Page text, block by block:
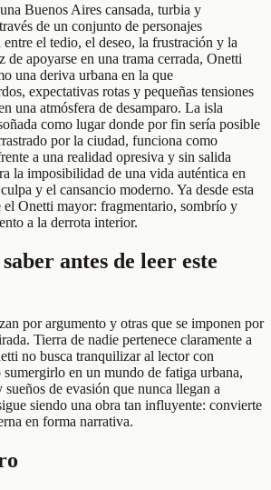
Buenos Aires cansada, turbia y
de un conjunto de personajes
el tedio, el deseo, la frustración y la
de apoyarse en una trama cerrada, Onetti
una deriva urbana en la que
expectativas rotas y pequeñas tensiones
una atmósfera de desamparo. La isla
como lugar donde por fin sería posible
por la ciudad, funciona como
a una realidad opresiva y sin salida
la imposibilidad de una vida auténtica en
y el cansancio moderno. Ya desde esta
el Onetti mayor: fragmentario, sombrío y
a la derrota interior.
antes de leer este
por argumento y otras que se imponen por
Tierra de nadie pertenece claramente a
no busca tranquilizar al lector con
en un mundo de fatiga urbana,
de evasión que nunca llegan a
siendo una obra tan influyente: convierte
en forma narrativa.